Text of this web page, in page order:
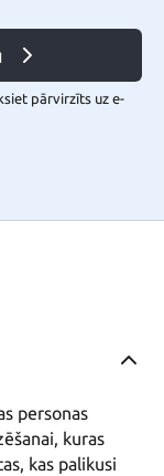
pārvirzīts uz e-
personas
kuras
kas palikusi